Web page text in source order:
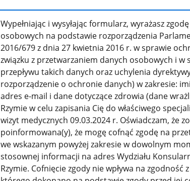
Wypełniając i wysyłając formularz, wyrażasz
osobowych na podstawie rozporządzenia
2016/679 z dnia 27 kwietnia 2016 r. w sprawie
związku z przetwarzaniem danych osobowych i w
przepływu takich danych oraz uchylenia
rozporządzenie o ochronie danych) w zakresie:
adres e-mail i dane dotyczące zdrowia (dane
Rzymie w celu zapisania Cię do właściwego
wizyt medycznych 09.03.2024 r. Oświadczam, że
poinformowana(y), że mogę cofnąć zgodę na
we wskazanym powyżej zakresie w dowolnym
stosownej informacji na adres Wydziału
Rzymie. Cofnięcie zgody nie wpływa na zgodność